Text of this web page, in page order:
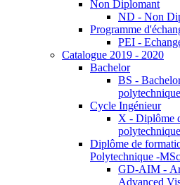
Non Diplomant
ND - Non
Programme
PEI -
Catalogue 2019 - 2020
Bachelor
BS -
polytechnique
Cycle Ingénieur
X - Diplôme
polytechnique
Diplôme de
Polytechnique -
GD-AIM -
Advanced